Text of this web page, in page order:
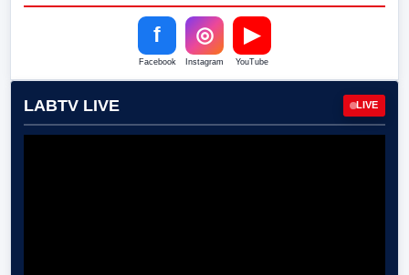
f
Facebook
◎
Instagram
▶
YouTube
LABTV LIVE LIVE